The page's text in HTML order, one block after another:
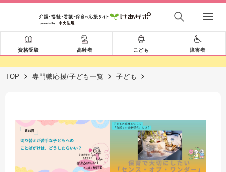
資格受験 高齢者 こども 障害者
TOP 専門職応援/子ども一覧 子ども